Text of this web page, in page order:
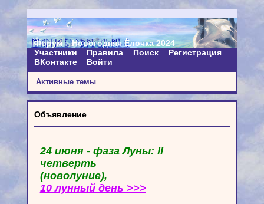
Форум
Новогодняя Ёлочка 2024
Участники
Правила Поиск
Регистрация
ВКонтакте
Войти
Активные темы
Объявление
24 июня - фаза Луны: II
четверть
(новолуние),
10 лунный день >>>